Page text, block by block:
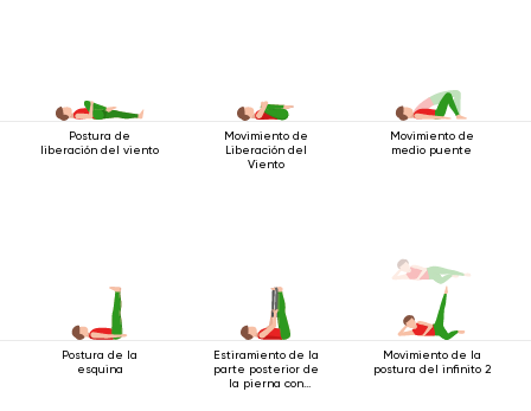
Postura de
liberación del viento
Movimiento de
Liberación del
Viento
Movimiento de
medio puente
Postura de la
esquina
Estiramiento de la
parte posterior de
la pierna con
Movimiento de la
postura del infinito 2